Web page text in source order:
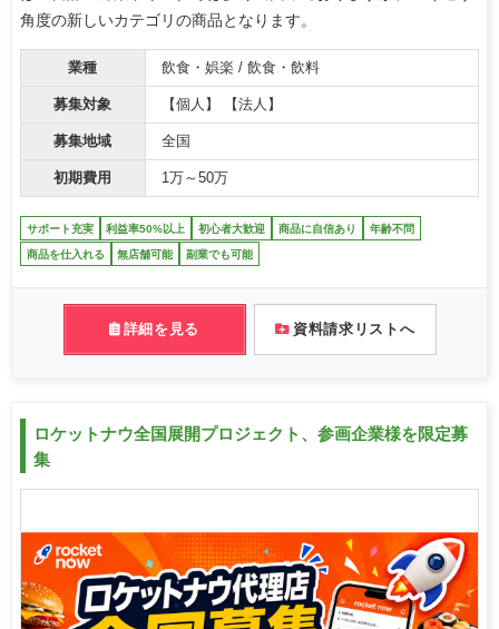
角度の新しいカテゴリの商品となります。
業種 飲食・娯楽 / 飲食・飲料
募集対象 【個人】 【法人】
募集地域 全国
初期費用 1万～50万
サポート充実 利益率50%以上 初心者大歓迎 商品に自信あり 年齢不問
商品を仕入れる 無店舗可能 副業でも可能
詳細を見る 資料請求リストへ
ロケットナウ全国展開プロジェクト、参画企業様を限定募
集